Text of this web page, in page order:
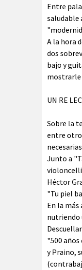
Entre
saludable
A la hora
dos
bajo y
mostrarle
UN RE
Sobre la
entre
Junto a
Héctor
"Tu piel
En la
nutriendo
"500
y Praino,